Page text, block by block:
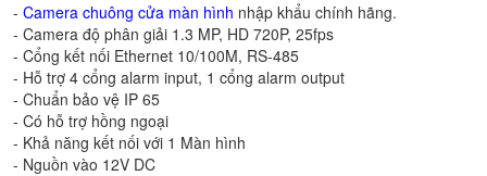
- Camera chuông cửa màn hình nhập khẩu chính hãng.
- Camera độ phân giải 1.3 MP, HD 720P, 25fps
- Cổng kết nối Ethernet 10/100M, RS-485
- Hỗ trợ 4 cổng alarm input, 1 cổng alarm output
- Chuẩn bảo vệ IP 65
- Có hỗ trợ hồng ngoại
- Khả năng kết nối với 1 Màn hình
- Nguồn vào 12V DC